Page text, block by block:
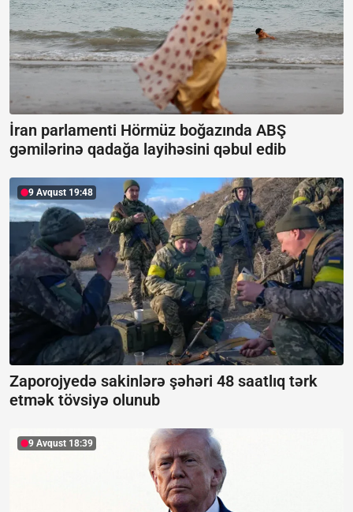
İran parlamenti Hörmüz boğazında ABŞ
gəmilərinə qadağa layihəsini qəbul edib
9 Avqust 19:48
Zaporojyedə sakinlərə şəhəri 48 saatlıq tərk
etmək tövsiyə olunub
9 Avqust 18:39